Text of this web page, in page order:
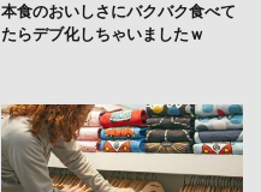
本食のおいしさにバクバク食べて
たらデブ化しちゃいましたｗ